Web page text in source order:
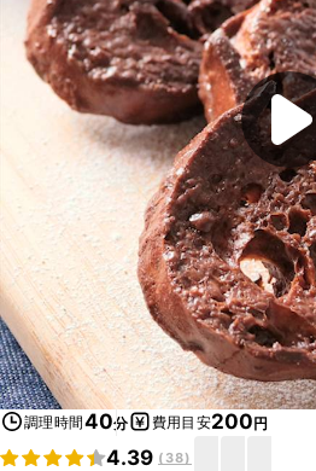
調理時間40分 費用目安200円
4.39 ( 38)